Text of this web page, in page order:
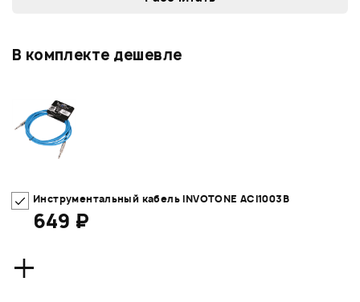
В комплекте дешевле
Инструментальный кабель INVOTONE ACI1003B
649 ₽
+